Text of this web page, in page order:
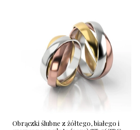
Obrączki ślubne z żółtego, białego i